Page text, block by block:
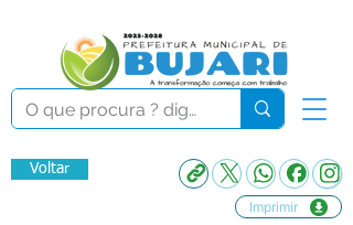
Voltar
Imprimir